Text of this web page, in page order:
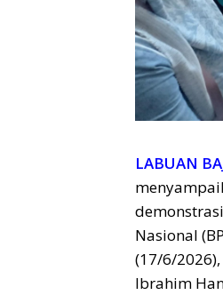
LABUAN
Nasional
(17/6/
Ibrahim